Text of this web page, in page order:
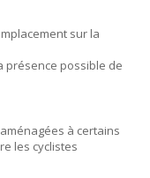
sur la
présence possible de
à certains
les cyclistes